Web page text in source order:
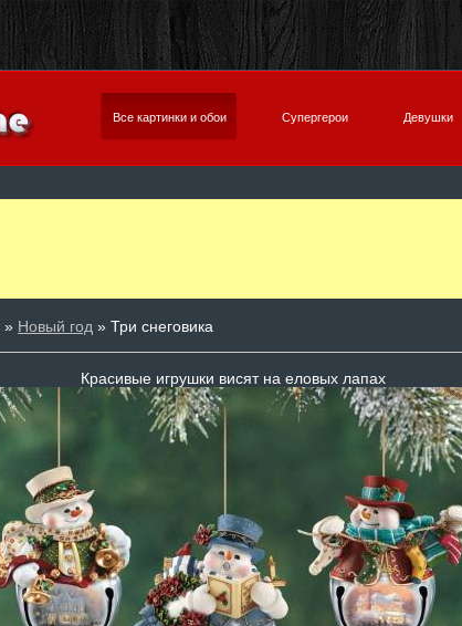
Все картинки и обои Супергерои Девушки
» Новый год » Три снеговика
Красивые игрушки висят на еловых лапах